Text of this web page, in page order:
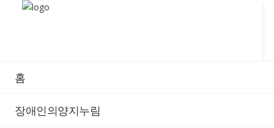
홈
장애인의양지누림
스킨디자인
함께 나누는 케이테마 입니다. 언제나 변화와 차별화,